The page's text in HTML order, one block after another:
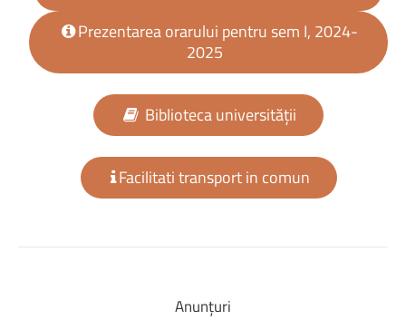
Prezentarea orarului pentru sem I, 2024-
2025
Biblioteca universității
Facilitati transport in comun
Anunțuri